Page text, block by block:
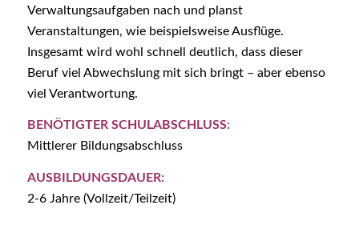
Verwaltungsaufgaben nach und planst
Veranstaltungen, wie beispielsweise Ausflüge.
Insgesamt wird wohl schnell deutlich, dass dieser
Beruf viel Abwechslung mit sich bringt – aber ebenso
viel Verantwortung.
BENÖTIGTER SCHULABSCHLUSS:
Mittlerer Bildungsabschluss
AUSBILDUNGSDAUER:
2-6 Jahre (Vollzeit/Teilzeit)